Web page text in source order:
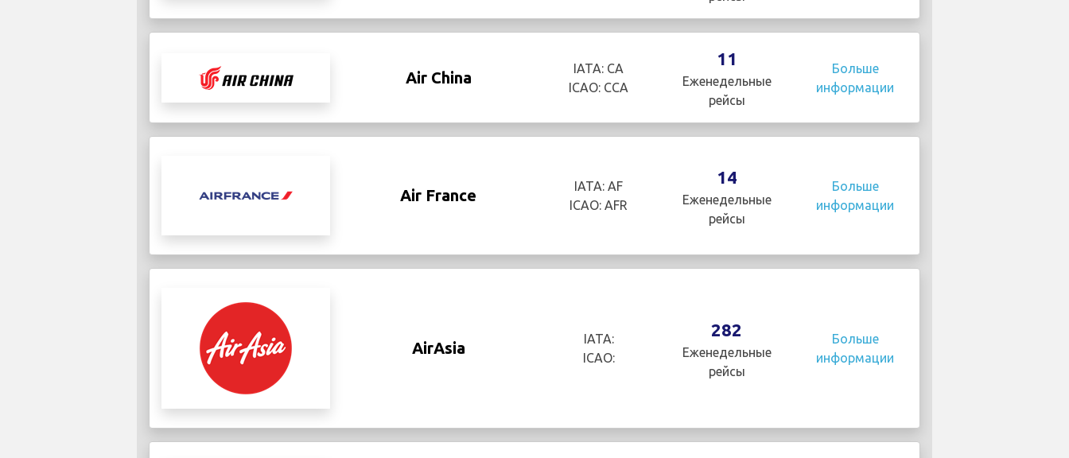
Air China
IATA: CA
ICAO: CCA
11
Еженедельные
рейсы
Больше
информации
Air France
IATA: AF
ICAO: AFR
14
Еженедельные
рейсы
Больше
информации
AirAsia
IATA:
ICAO:
282
Еженедельные
рейсы
Больше
информации